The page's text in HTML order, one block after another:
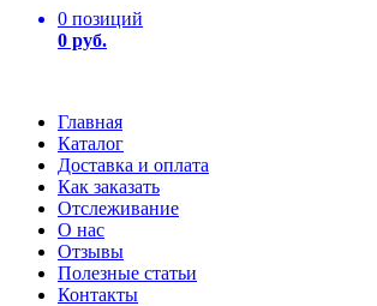
0 позиций
0 руб.
Главная
Каталог
Доставка и оплата
Как заказать
Отслеживание
О нас
Отзывы
Полезные статьи
Контакты